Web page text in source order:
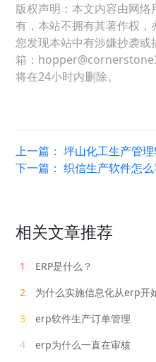
版权声明：本文内容由网
有，本站不拥有其著作权
您发现本站中有涉嫌抄袭
箱：
将在24小时内删除。
上一篇：坪山化工生产管
下一篇：织信生产软件怎
相关文章推荐
1
ERP是什么？
2
为什么实施信息化从erp开
3
erp软件生产订单管理
4
erp为什么一直在审核